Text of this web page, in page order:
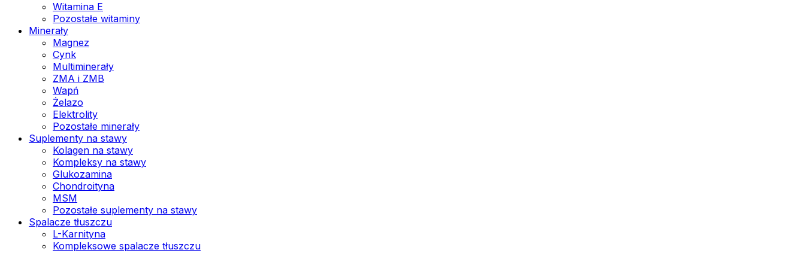
Witamina E
Pozostałe witaminy
Minerały
Magnez
Cynk
Multiminerały
ZMA i ZMB
Wapń
Żelazo
Elektrolity
Pozostałe minerały
Suplementy na stawy
Kolagen na stawy
Kompleksy na stawy
Glukozamina
Chondroityna
MSM
Pozostałe suplementy na stawy
Spalacze tłuszczu
L-Karnityna
Kompleksowe spalacze tłuszczu